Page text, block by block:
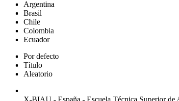
Argentina
Brasil
Chile
Colombia
Ecuador
Por defecto
Título
Aleatorio
X-BIAU - España - Escuela Técnica Superior